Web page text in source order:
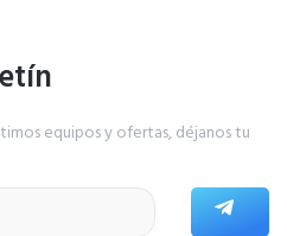
equipos y ofertas, déjanos tu